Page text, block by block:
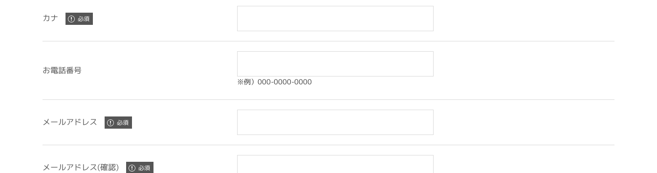
カナ
お電話番号
※例）000-0000-0000
メールアドレス
メールアドレス(確認)